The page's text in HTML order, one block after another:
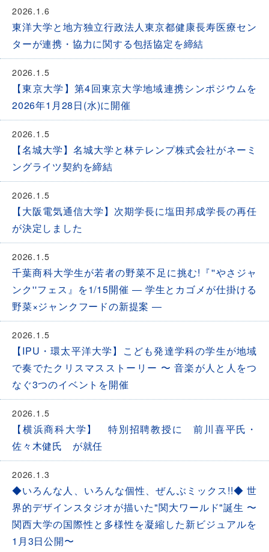
2026.1.6
東洋大学と地方独立行政法人東京都健康長寿医療セン
ターが連携・協力に関する包括協定を締結
2026.1.5
【東京大学】第4回東京大学地域連携シンポジウムを
2026年1月28日(水)に開催
2026.1.5
【名城大学】名城大学と林テレンプ株式会社がネーミ
ングライツ契約を締結
2026.1.5
【大阪電気通信大学】次期学長に塩田邦成学長の再任
が決定しました
2026.1.5
千葉商科大学生が若者の野菜不足に挑む!『''やさジャ
ンク''フェス』を1/15開催 ― 学生とカゴメが仕掛ける
野菜×ジャンクフードの新提案 ―
2026.1.5
【IPU・環太平洋大学】こども発達学科の学生が地域
で奏でたクリスマスストーリー 〜 音楽が人と人をつ
なぐ3つのイベントを開催
2026.1.5
【横浜商科大学】 特別招聘教授に 前川喜平氏・
佐々木健氏 が就任
2026.1.3
◆いろんな人、いろんな個性、ぜんぶミックス!!◆ 世
界的デザインスタジオが描いた"関大ワールド"誕生 〜
関西大学の国際性と多様性を凝縮した新ビジュアルを
1月3日公開〜